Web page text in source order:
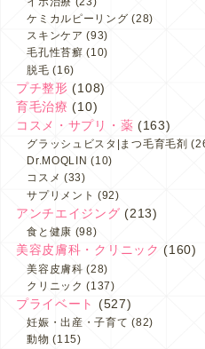
ケミカルピーリング (28)
スキンケア (93)
毛孔性苔癬 (10)
脱毛 (16)
プチ整形 (108)
育毛治療 (10)
コスメ・サプリ・薬 (163)
グラッシュビスタ|まつ毛育毛剤
Dr.MOQLIN (10)
コスメ (33)
サプリメント (92)
アンチエイジング (213)
食と健康 (98)
美容皮膚科・クリニック (160)
美容皮膚科 (28)
クリニック (137)
プライベート (527)
妊娠・出産・子育て (82)
動物 (115)